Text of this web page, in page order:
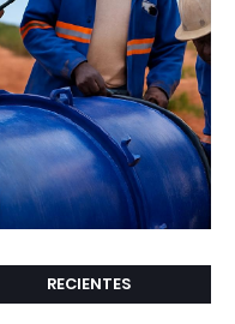
RECIENTES